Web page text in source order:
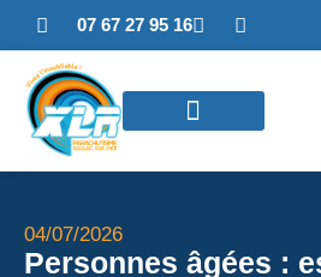
07 67 27 95 16
04/07/2026
Personnes âgées :